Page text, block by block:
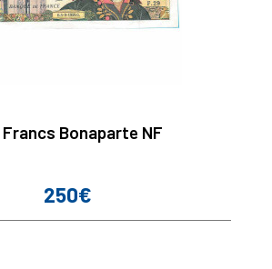
Francs Bonaparte NF
Prix
250€